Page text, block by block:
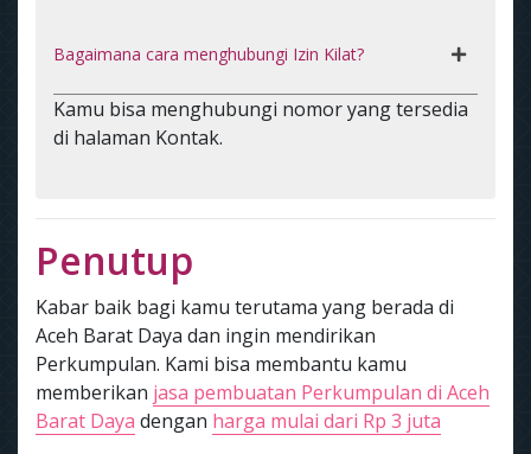
Bagaimana cara menghubungi Izin Kilat?
Kamu bisa menghubungi nomor yang tersedia
di halaman Kontak.
Penutup
Kabar baik bagi kamu terutama yang berada di
Aceh Barat Daya dan ingin mendirikan
Perkumpulan. Kami bisa membantu kamu
memberikan jasa pembuatan Perkumpulan di Aceh
Barat Daya dengan harga mulai dari Rp 3 juta